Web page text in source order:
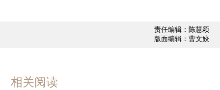
责任编辑：陈慧颖
版面编辑：曹文姣
相关阅读